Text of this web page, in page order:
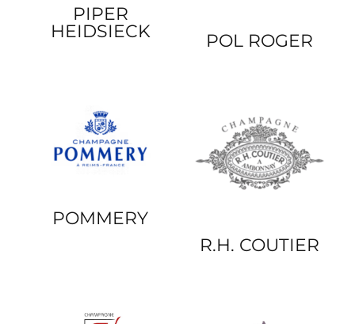
PIPER
HEIDSIECK
POL ROGER
POMMERY
R.H. COUTIER